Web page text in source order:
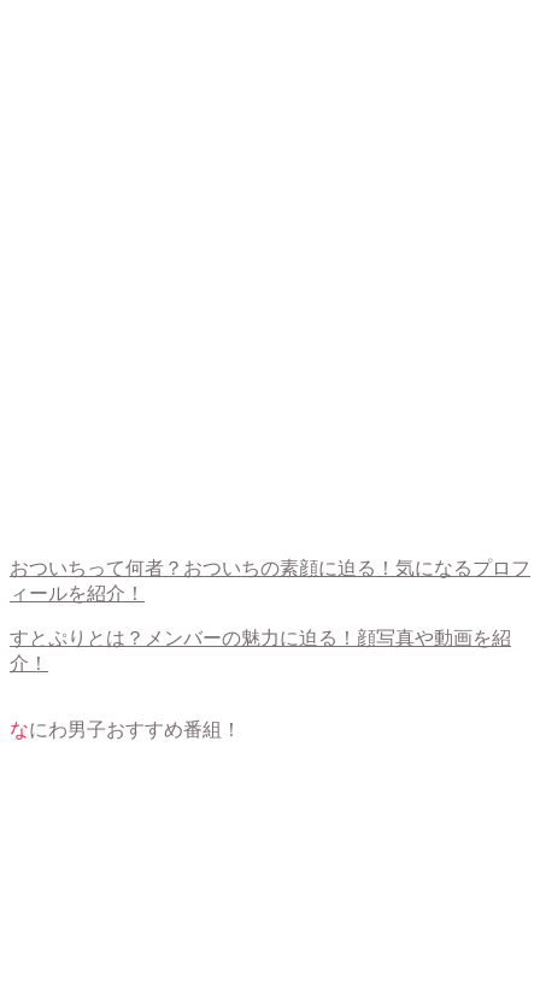
おついちって何者？おついちの素顔に迫る！気になるプロフ
ィールを紹介！
すとぷりとは？メンバーの魅力に迫る！顔写真や動画を紹
介！
なにわ男子おすすめ番組！